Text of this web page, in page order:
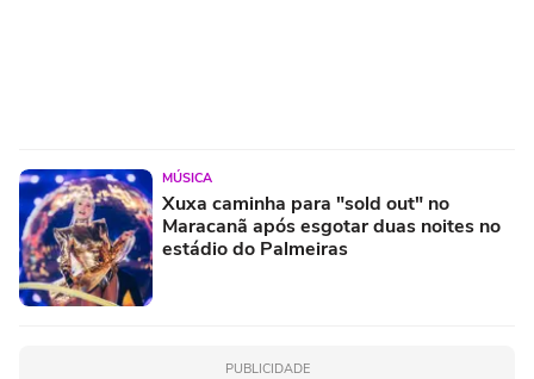
MÚSICA
Xuxa caminha para "sold out" no
Maracanã após esgotar duas noites no
estádio do Palmeiras
PUBLICIDADE